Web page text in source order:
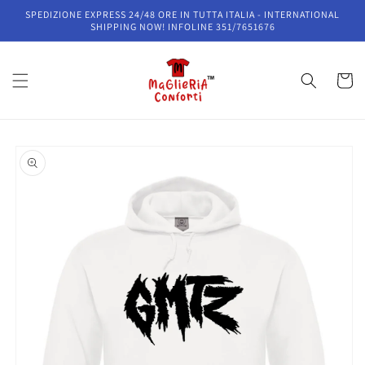
direttamente
SPEDIZIONE EXPRESS 24/48 ORE IN TUTTA ITALIA - INTERNATIONAL
SHIPPING NOW! INFOLINE 351/7651676
Carrello
informazioni
sul prodotto